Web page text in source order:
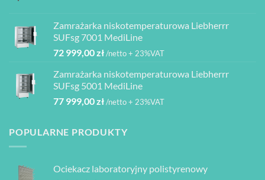
080,00 zł
2
000,00 zł.
1
Zamrażarka niskotemperaturowa Liebherrr
SUFsg 7001 MediLine
72 999,00zł/netto + 23%VAT
Zamrażarka niskotemperaturowa Liebherrr
SUFsg 5001 MediLine
77 999,00zł/netto + 23%VAT
POPULARNE PRODUKTY
Ociekacz laboratoryjny polistyrenowy